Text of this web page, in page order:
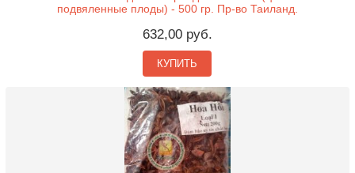
подвяленные плоды) - 500 гр. Пр-во Таиланд.
632,00 руб.
КУПИТЬ